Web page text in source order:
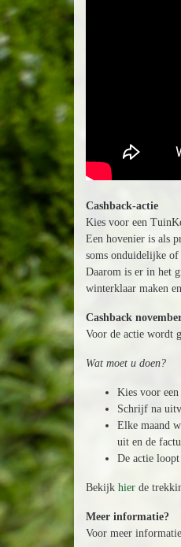
Cashback-actie
Kies voor een
Een hovenier is als
soms onduidelijke
Daarom is er in het
winterklaar maken
Cashback
Voor de actie wordt
Wat moet u doen?
Kies voor een
Schrijf na
Elke maand
uit en de
De actie
Bekijk hier de
Meer informatie?
Voor meer